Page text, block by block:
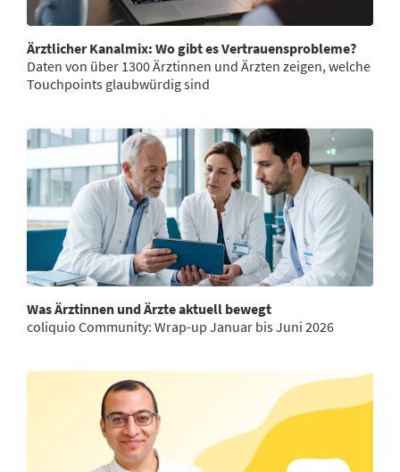
Ärztlicher Kanalmix: Wo gibt es Vertrauensprobleme?
Daten von über 1300 Ärztinnen und Ärzten zeigen, welche
Touchpoints glaubwürdig sind
Was Ärztinnen und Ärzte aktuell bewegt
coliquio Community: Wrap-up Januar bis Juni 2026